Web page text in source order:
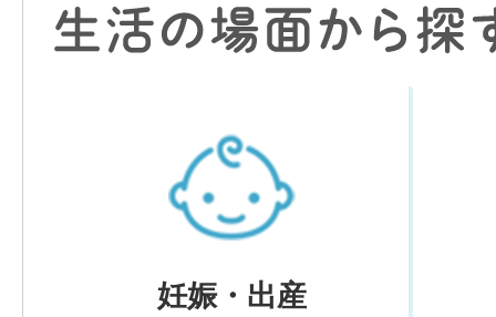
妊娠・出産